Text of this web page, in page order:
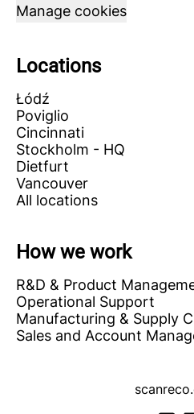
Manage cookies
Locations
Łódź
Poviglio
Cincinnati
Stockholm - HQ
Dietfurt
Vancouver
All locations
How we work
R&D & Product
Operational Support
Manufacturing & Supply
Sales and Account